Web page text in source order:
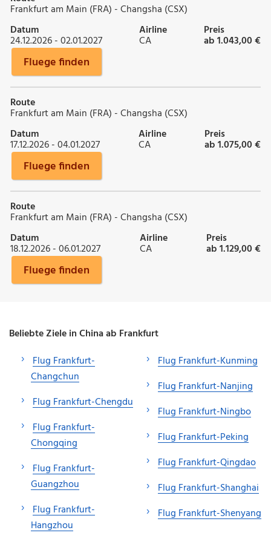
Frankfurt am Main (FRA) - Changsha (CSX)
Datum
24.12.2026 - 02.01.2027
Airline
CA
Preis
ab 1.043,00 €
Fluege finden
Route
Frankfurt am Main (FRA) - Changsha (CSX)
Datum
17.12.2026 - 04.01.2027
Airline
CA
Preis
ab 1.075,00 €
Fluege finden
Route
Frankfurt am Main (FRA) - Changsha (CSX)
Datum
18.12.2026 - 06.01.2027
Airline
CA
Preis
ab 1.129,00 €
Fluege finden
Beliebte Ziele in China ab Frankfurt
Flug Frankfurt-
Changchun
Flug Frankfurt-Chengdu
Flug Frankfurt-
Chongqing
Flug Frankfurt-
Guangzhou
Flug Frankfurt-
Hangzhou
Flug Frankfurt-Kunming
Flug Frankfurt-Nanjing
Flug Frankfurt-Ningbo
Flug Frankfurt-Peking
Flug Frankfurt-Qingdao
Flug Frankfurt-Shanghai
Flug Frankfurt-Shenyang